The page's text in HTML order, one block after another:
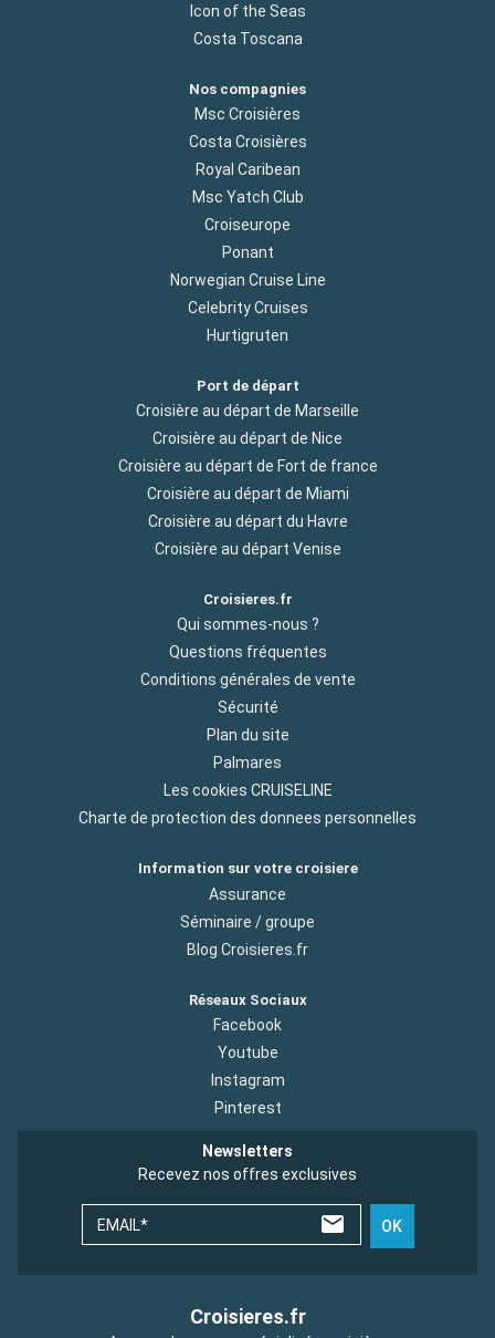
Icon of the Seas
Costa Toscana
Nos compagnies
Msc Croisières
Costa Croisières
Royal Caribean
Msc Yatch Club
Croiseurope
Ponant
Norwegian Cruise Line
Celebrity Cruises
Hurtigruten
Port de départ
Croisière au départ de Marseille
Croisière au départ de Nice
Croisière au départ de Fort de france
Croisière au départ de Miami
Croisière au départ du Havre
Croisière au départ Venise
Croisieres.fr
Qui sommes-nous ?
Questions fréquentes
Conditions générales de vente
Sécurité
Plan du site
Palmares
Les cookies CRUISELINE
Charte de protection des donnees personnelles
Information sur votre croisiere
Assurance
Séminaire / groupe
Blog Croisieres.fr
Réseaux Sociaux
Facebook
Youtube
Instagram
Pinterest
Newsletters
Recevez nos offres exclusives
EMAIL* OK
Croisieres.fr